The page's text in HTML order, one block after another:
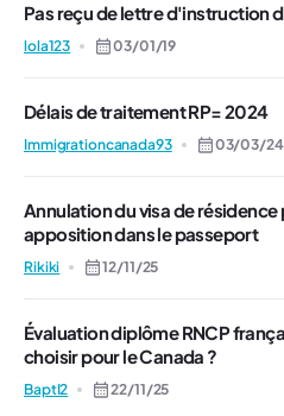
Pas reçu de lettre d'instruction
lola123 03/01/19
Délais de traitement RP= 2024
Immigrationcanada93 03/03/24
Annulation du visa de
apposition dans le passeport
Rikiki 12/11/25
Évaluation diplôme RNCP
choisir pour le Canada ?
BaptI2 22/11/25